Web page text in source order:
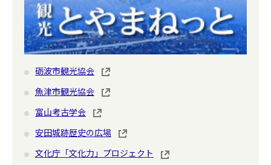
砺波市観光協会
魚津市観光協会
富山考古学会
安田城跡歴史の広場
文化庁「文化力」プロジェクト